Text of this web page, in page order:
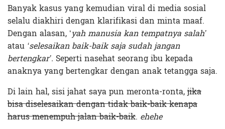
Banyak kasus yang kemudian viral di media sosial
selalu diakhiri dengan klarifikasi dan minta maaf.
Dengan alasan, ‘yah manusia kan tempatnya salah’
atau ‘selesaikan baik-baik saja sudah jangan
bertengkar’. Seperti nasehat seorang ibu kepada
anaknya yang bertengkar dengan anak tetangga saja.
Di lain hal, sisi jahat saya pun meronta-ronta,jika
bisa diselesaikan dengan tidak baik-baik kenapa
harus menempuh jalan baik-baik. ehehe